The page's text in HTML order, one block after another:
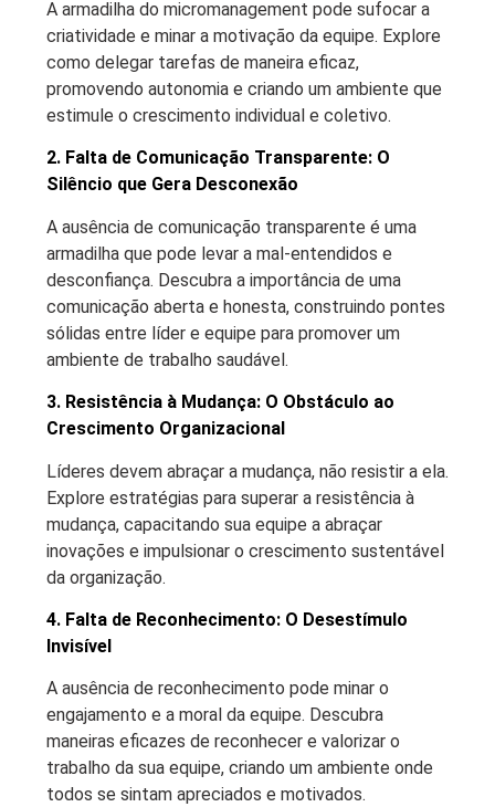
A armadilha do micromanagement pode sufocar a
criatividade e minar a motivação da equipe. Explore
como delegar tarefas de maneira eficaz,
promovendo autonomia e criando um ambiente que
estimule o crescimento individual e coletivo.
2. Falta de Comunicação Transparente: O
Silêncio que Gera Desconexão
A ausência de comunicação transparente é uma
armadilha que pode levar a mal-entendidos e
desconfiança. Descubra a importância de uma
comunicação aberta e honesta, construindo pontes
sólidas entre líder e equipe para promover um
ambiente de trabalho saudável.
3. Resistência à Mudança: O Obstáculo ao
Crescimento Organizacional
Líderes devem abraçar a mudança, não resistir a ela.
Explore estratégias para superar a resistência à
mudança, capacitando sua equipe a abraçar
inovações e impulsionar o crescimento sustentável
da organização.
4. Falta de Reconhecimento: O Desestímulo
Invisível
A ausência de reconhecimento pode minar o
engajamento e a moral da equipe. Descubra
maneiras eficazes de reconhecer e valorizar o
trabalho da sua equipe, criando um ambiente onde
todos se sintam apreciados e motivados.